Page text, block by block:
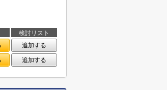
検討リスト
追加する
追加する